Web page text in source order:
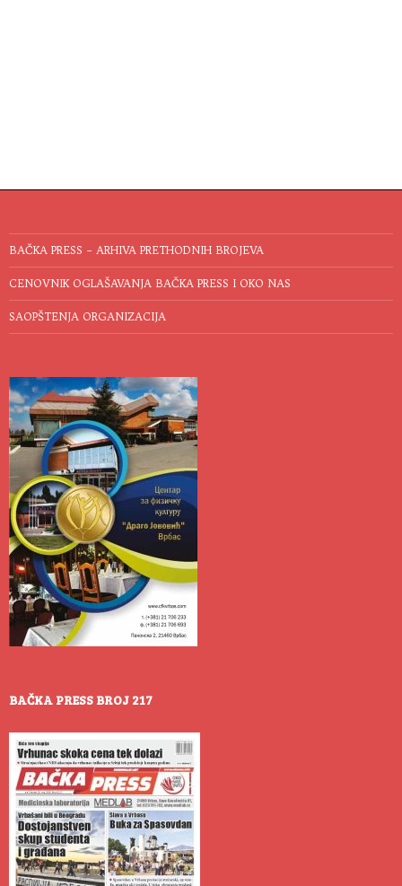
BAČKA PRESS – ARHIVA PRETHODNIH BROJEVA
CENOVNIK OGLAŠAVANJA BAČKA PRESS I OKO NAS
SAOPŠTENJA ORGANIZACIJA
BAČKA PRESS BROJ 217